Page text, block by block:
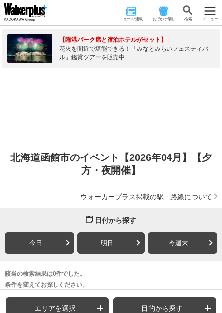
ニュース･連載 おでかけ情報 検 索 メニュー
【臨港パーク席と宿泊ホテルがセット】
花火を間近で堪能できる！「みなとみらいフェスティバ
ル」鑑賞ツアーを販売中
北海道函館市のイベント【2026年04月】【夕
方・夜開催】
ウォーカープラス掲載の駅・路線について
日付から探す
今日 明日 今週末
該当の検索結果は0件でした。
条件を変えてお探しください。
エリアを選択 目的から探す